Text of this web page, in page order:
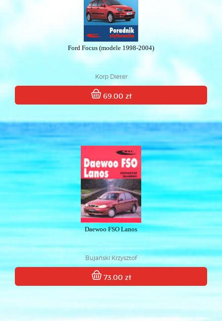
Ford Focus (modele 1998-2004)
Korp Dieter
69.00 zł
Daewoo FSO Lanos
Bujański Krzysztof
73.00 zł